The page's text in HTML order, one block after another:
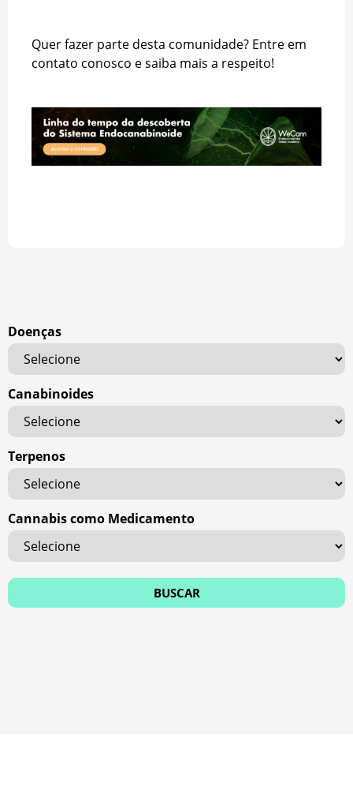
Quer fazer parte desta comunidade? Entre em
contato conosco e saiba mais a respeito!
Doenças
Canabinoides
Terpenos
Cannabis como Medicamento